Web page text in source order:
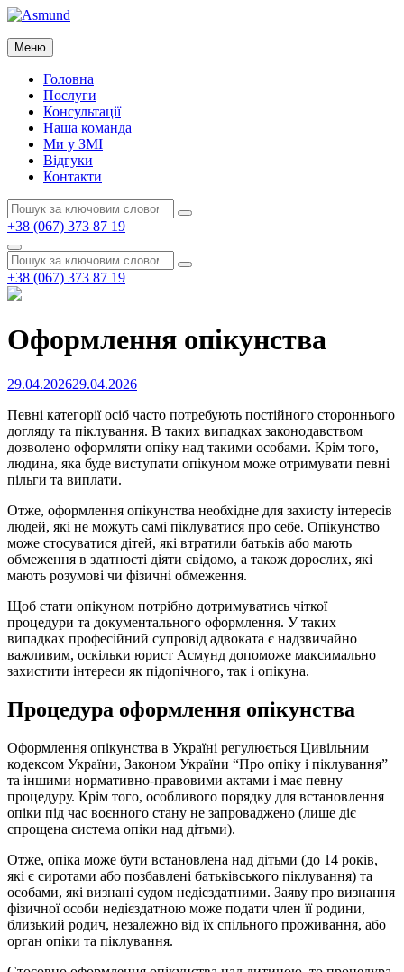
Перейти
вмісту
Asmund
Asmund
Меню
Головна
Послуги
Консультації
Наша команда
Ми у ЗМІ
Відгуки
Контакти
Пошук:
Пошук
+38 (067) 373 87 19
Пошук
Пошук:
Пошук
+38 (067) 373 87 19
Оформлення опікунства
Опубліковано
29.04.202629.04.2026
Певні категорії осіб часто потребують постійного стороннього
догляду та піклування. В таких випадках законодавством
дозволено оформляти опіку над такими особами. Крім того,
людина, яка буде виступати опікуном може отримувати певні
пільги та виплати.
Отже, оформлення опікунства необхідне для захисту інтересів
людей, які не можуть самі піклуватися про себе. Опікунство
може стосуватися дітей, які втратили батьків або мають
обмеження в здатності діяти свідомо, а також дорослих, які
мають розумові чи фізичні обмеження.
Щоб стати опікуном потрібно дотримуватись чіткої
процедури та документального оформлення. У таких
випадках професійний супровід адвоката є надзвичайно
важливим, оскільки юрист Асмунд допоможе максимально
захистити інтереси як підопічного, так і опікуна.
Процедура оформлення опікунства
Оформлення опікунства в Україні регулюється Цивільним
кодексом України, Законом України “Про опіку і піклування”
та іншими нормативно-правовими актами і має певну
процедуру. Крім того, особливого порядку для встановлення
опіки під час воєнного стану не запроваджено (лише діє
спрощена система опіки над дітьми).
Отже, опіка може бути встановлена над дітьми (до 14 років,
які є сиротами або позбавлені батьківського піклування) та
особами, які визнані судом недієздатними. Заяву про визнання
фізичної особи недієздатною може подати член її родини,
близький родич, незалежно від їх спільного проживання, або
орган опіки та піклування.